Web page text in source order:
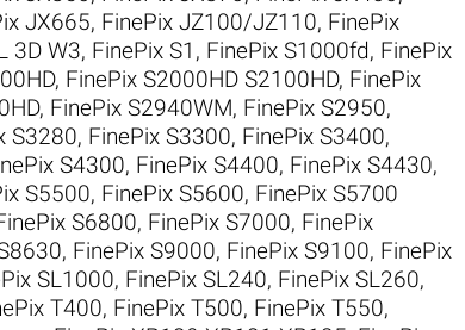
JX665, FinePix JZ100/JZ110, FinePix
3D W3, FinePix S1 , FinePix S1000fd, FinePix
, FinePix S2000HD S2100HD, FinePix
, FinePix S2940WM, FinePix S2950,
S3280, FinePix S3300, FinePix S3400,
S4300, FinePix S4400, FinePix S4430,
S5500, FinePix S5600, FinePix S5700
S6800, FinePix S7000, FinePix
, FinePix S9000, FinePix S9100, FinePix
SL1000, FinePix SL240, FinePix SL260,
T400, FinePix T500, FinePix T550,